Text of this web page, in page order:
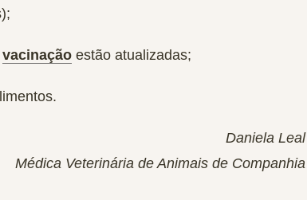
vacinação estão atualizadas;
Daniela Leal
Médica Veterinária de Animais de Companhia